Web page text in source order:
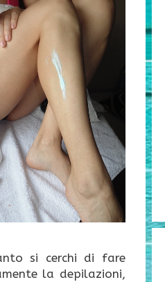
si cerchi di fare
la depilazioni,